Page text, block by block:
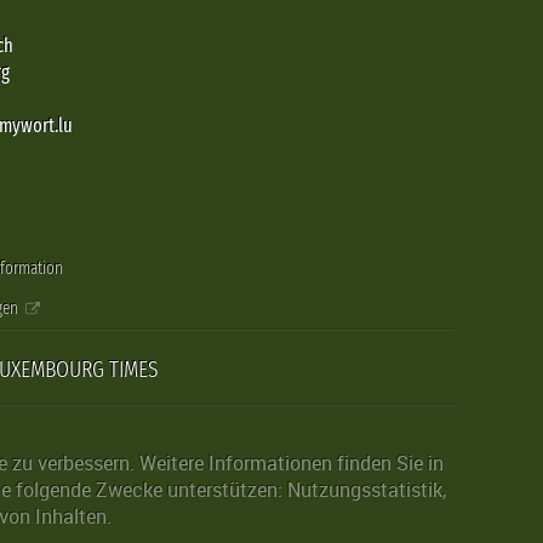
TIMES
verbessern. Weitere Informationen finden Sie in
folgende Zwecke unterstützen: Nutzungsstatistik,
Inhalten.